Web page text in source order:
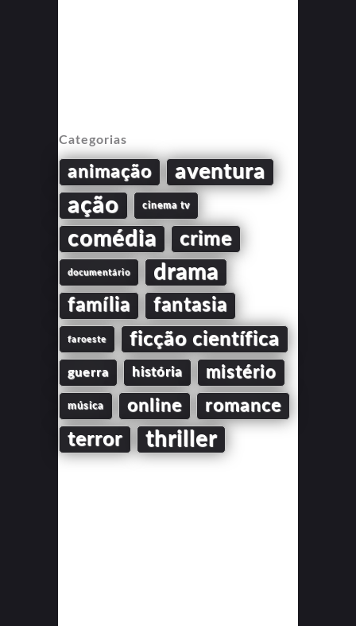
Categorias
animação aventura
ação cinema tv
comédia crime
documentário drama
família fantasia
faroeste ficção científica
guerra história mistério
música online romance
terror thriller